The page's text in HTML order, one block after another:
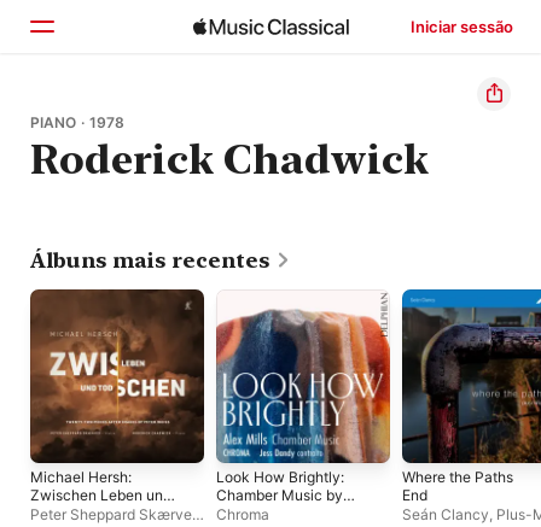
Iniciar sessão
Início
Explorar
PIANO · 1978
Roderick Chadwick
Álbuns mais recentes
Michael Hersh:
Zwischen Leben und
Tod
Peter Sheppard Skærved,
Look How Brightly:
Chamber Music by
Alex Mills
Chroma
Where the Paths
End
Seán Clancy, Plus-